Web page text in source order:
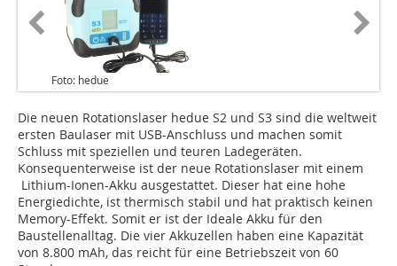
Foto: hedue
Die neuen Rotationslaser hedue S2 und S3 sind die weltweit
ersten Baulaser mit USB-Anschluss und machen somit
Schluss mit speziellen und teuren Ladegeräten.
Konsequenterweise ist der neue Rotationslaser mit einem
Lithium-Ionen-Akku ausgestattet. Dieser hat eine hohe
Energiedichte, ist thermisch stabil und hat praktisch keinen
Memory-Effekt. Somit er ist der Ideale Akku für den
Baustellenalltag. Die vier Akkuzellen haben eine Kapazität
von 8.800 mAh, das reicht für eine Betriebszeit von 60